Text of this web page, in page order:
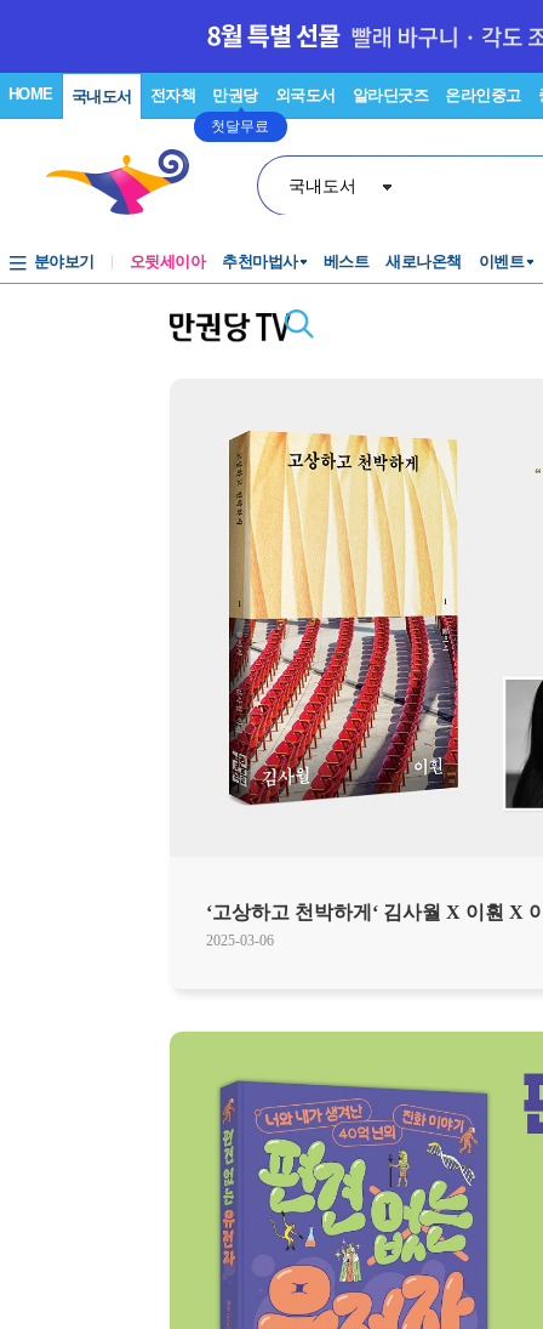
HOME 국내도서 전자책 만권당
첫달무료
외국도서 알라딘굿즈 온라인중고
국내도서
분야보기 오뒷세이아 추천마법사 베스트 새로나온책 이벤트
‘고상하고 천박하게‘ 김사월 X 이훤 X
2025-03-06